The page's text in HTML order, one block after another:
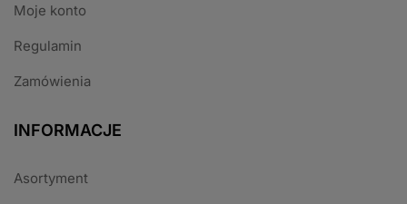
Moje konto
Regulamin
Zamówienia
INFORMACJE
Asortyment